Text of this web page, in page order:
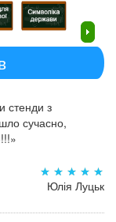
стенди з
сучасно,
Юлія Луцьк